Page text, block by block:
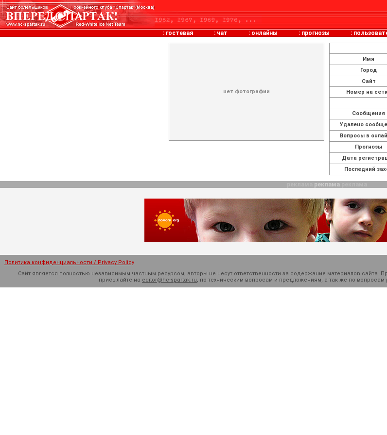
: гостевая : чат : онлайны : прогнозы :
нет фотографии
Имя
Город
Сайт
Номер на
Cообщения
Удалено
Вопросы в
Прогнозы
Дата
Последний
реклама
Политика конфиденциальности / Privacy Policy
Сайт является полностью независимым частным ресурсом, авторы не несут ответственности за содержание материалов сайта.
присылайте на editor@hc-spartak.ru, по техническим вопросам и предложениям, а так же по